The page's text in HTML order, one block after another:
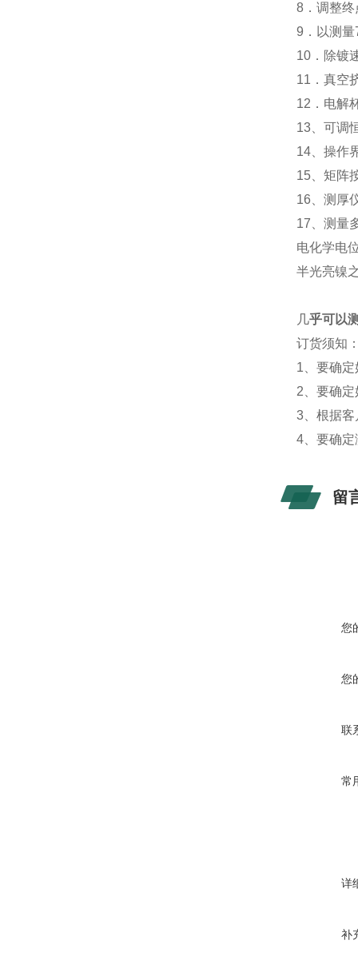
8．调整
9．以测
10．除镀
11．真空
12．电解
13、可调
14、操作
15、矩阵
16、测厚
17、测量
电化学电
半光亮镍
几乎可以
订货须知
1、要确
2、要确
3、根据
4、要确
留
您
您
联
常
详
补